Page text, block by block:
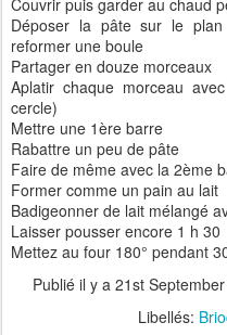
Déposer la pâte sur le
reformer une boule
Partager en douze morceaux
Aplatir chaque morceau
cercle)
Mettre une 1ère barre
Rabattre un peu de pâte
Faire de même avec la 2ème
Former comme un pain au lait
Badigeonner de lait mélangé
Laisser pousser encore 1 h 30
Mettez au four 180° pendant
Publié il y a 21st
Libellés: